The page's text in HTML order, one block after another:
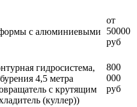
с алюминиевыми
от
50000
руб
гидросистема,
4,5 метра
с крутящим
(куллер))
800
000
руб